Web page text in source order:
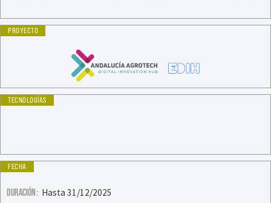
PROYECTO
TECNOLOGÍAS
FECHA
DURACIÓN: Hasta 31/12/2025